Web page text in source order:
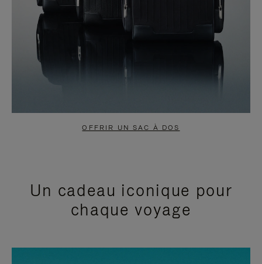
OFFRIR UN SAC À DOS
Un cadeau iconique pour
chaque voyage